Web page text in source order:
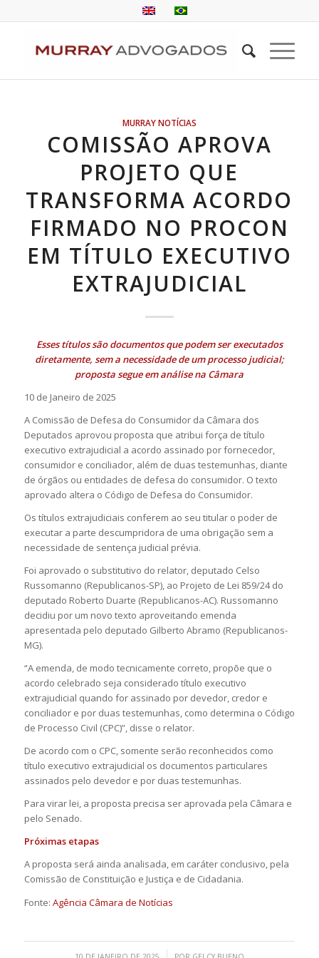
MURRAY NOTÍCIAS
COMISSÃO APROVA
PROJETO QUE
TRANSFORMA ACORDO
FIRMADO NO PROCON
EM TÍTULO EXECUTIVO
EXTRAJUDICIAL
Esses títulos são documentos que podem ser executados
diretamente, sem a necessidade de um processo judicial;
proposta segue em análise na Câmara
10 de Janeiro de 2025
A Comissão de Defesa do Consumidor da Câmara dos
Deputados aprovou proposta que atribui força de título
executivo extrajudicial a acordo assinado por fornecedor,
consumidor e conciliador, além de duas testemunhas, diante
de órgãos ou entidades de defesa do consumidor. O texto
aprovado altera o Código de Defesa do Consumidor.
Os títulos extrajudiciais conferem ao seu titular o poder de
executar a parte descumpridora de uma obrigação sem a
necessidade de sentença judicial prévia.
Foi aprovado o substitutivo do relator, deputado Celso
Russomanno (Republicanos-SP), ao Projeto de Lei 859/24 do
deputado Roberto Duarte (Republicanos-AC). Russomanno
decidiu por um novo texto aproveitando emenda
apresentada pelo deputado Gilberto Abramo (Republicanos-
MG).
“A emenda, de modo tecnicamente correto, propõe que o
acordo celebrado seja considerado título executivo
extrajudicial quando for assinado por devedor, credor e
conciliador e por duas testemunhas, como determina o Código
de Processo Civil (CPC)”, disse o relator.
De acordo com o CPC, somente serão reconhecidos como
título executivo extrajudicial os documentos particulares
assinados pelo devedor e por duas testemunhas.
Para virar lei, a proposta precisa ser aprovada pela Câmara e
pelo Senado.
Próximas etapas
A proposta será ainda analisada, em caráter conclusivo, pela
Comissão de Constituição e Justiça e de Cidadania.
Fonte: Agência Câmara de Notícias